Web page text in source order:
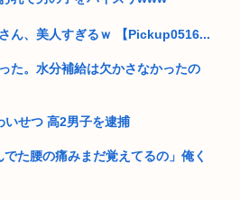
とある奴www
付け【使用不能】にし器物損壊で66
で集まって共同生活をしないか？
から涙が止まらない
ん、美人すぎるｗ 【Pickup0516...
た。水分補給は欠かさなかったの
いせつ 高2男子を逮捕
た腰の痛みまだ覚えてるの」俺く